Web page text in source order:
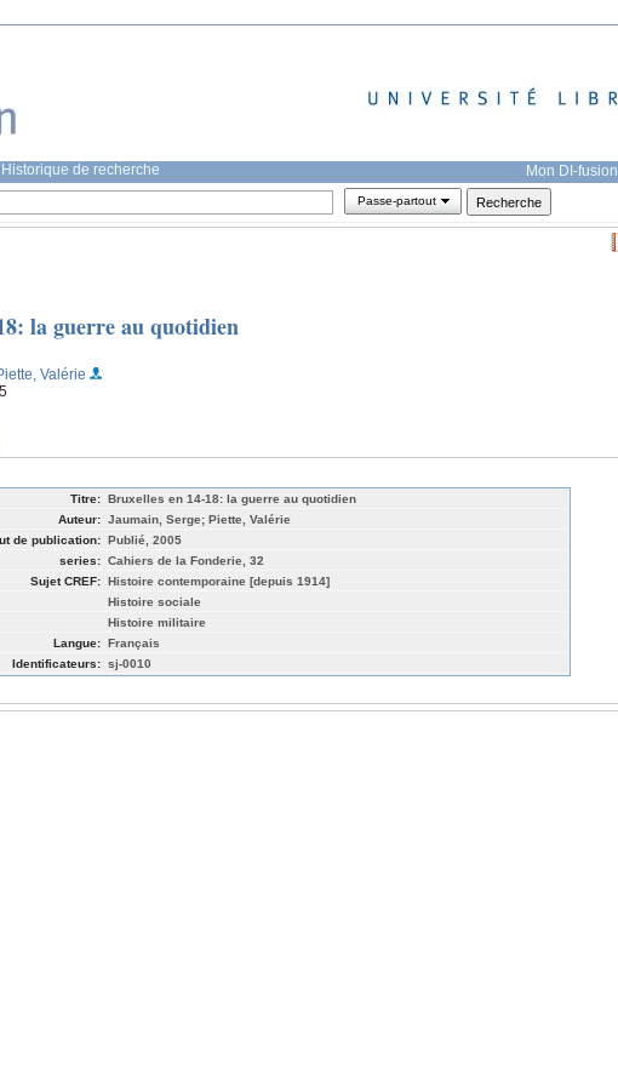
Historique de recherche Mon DI-fusion
Passe-partout
la guerre au quotidien
Valérie
Titre: Bruxelles en 14-18: la guerre au quotidien
Auteur: Jaumain, Serge; Piette, Valérie
de publication: Publié, 2005
series: Cahiers de la Fonderie, 32
Sujet CREF: Histoire contemporaine [depuis 1914]
Histoire sociale
Histoire militaire
Langue: Français
Identificateurs: sj-0010